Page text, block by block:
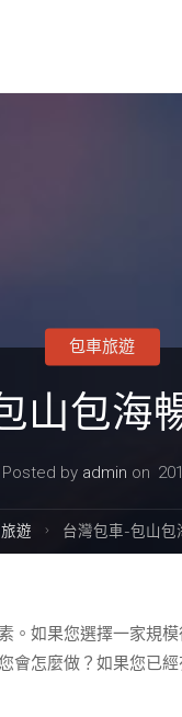
山包海
Posted by admin on
包車旅遊
遊 台灣包車-包山包
。如果您選擇一家規
會怎麼做？如果您已